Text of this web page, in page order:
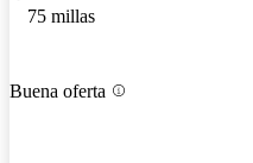
75 millas
Buena oferta